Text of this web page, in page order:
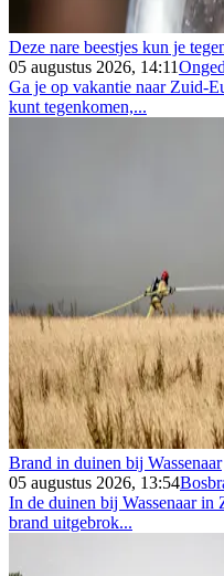
Deze nare beestjes kun je
05 augustus 2026, 14:11
Ga je op vakantie naar Zuid-
kunt tegenkomen,...
Brand in duinen bij Wassenaar
05 augustus 2026, 13:54
In de duinen bij Wassenaar in
brand uitgebrok...